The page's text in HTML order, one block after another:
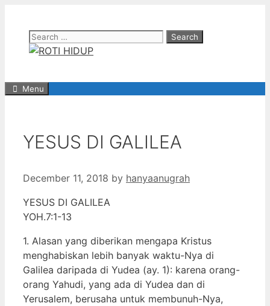
contentSearch
for:
Menu
YESUS DI GALILEA
December 11, 2018 by hanyaanugrah
YESUS DI GALILEA
YOH.7:1-13
1. Alasan yang diberikan mengapa Kristus
menghabiskan lebih banyak waktu-Nya di
Galilea daripada di Yudea (ay. 1): karena orang-
orang Yahudi, yang ada di Yudea dan di
Yerusalem, berusaha untuk membunuh-Nya,